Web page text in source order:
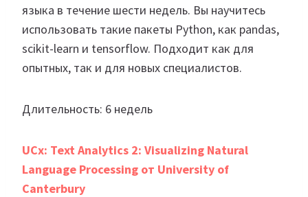
языка в течение шести недель. Вы научитесь
использовать такие пакеты Python, как pandas,
scikit-learn и tensorflow. Подходит как для
опытных, так и для новых специалистов.
Длительность: 6 недель
UCx: Text Analytics 2: Visualizing Natural
Language Processing от University of
Canterbury